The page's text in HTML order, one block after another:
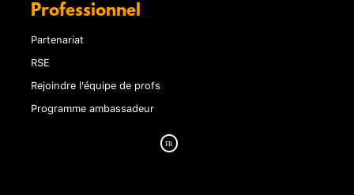
Professionnel
Partenariat
RSE
Rejoindre l'équipe de profs
Programme ambassadeur